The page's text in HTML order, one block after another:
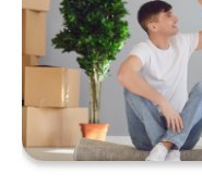
ANSIEDADE